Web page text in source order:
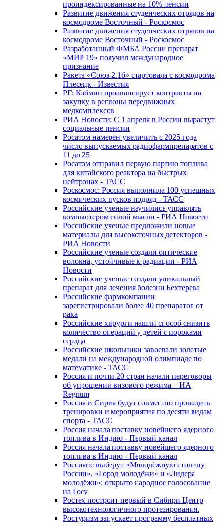
проиндексированные на 10% пенсии
Развитие движения студенческих отрядов на
космодроме Восточный - Роскосмос
Развитие движения студенческих отрядов на
космодроме Восточный - Роскосмос
Разработанный ФМБА России препарат
«МИР 19» получил международное
признание
Ракета «Союз-2.1б» стартовала с космодрома
Плесецк - Известия
РГ: Кабмин проавансирует контракты на
закупку в регионы передвижных
медкомплексов
РИА Новости: С 1 апреля в России вырастут
социальные пенсии
Росатом намерен увеличить с 2025 года
число выпускаемых радиофармпрепаратов с
11 до 25
Росатом отправил первую партию топлива
для китайского реактора на быстрых
нейтронах - ТАСС
Роскосмос: Россия выполнила 100 успешных
космических пусков подряд - ТАСС
Российские ученые научились управлять
компьютером силой мысли - РИА Новости
Российские ученые предложили новые
материалы для высокоточных детекторов -
РИА Новости
Российские ученые создали оптические
волокна, устойчивые к радиации - РИА
Новости
Российские ученые создали уникальный
препарат для лечения болезни Бехтерева
Российские фармкомпании
зарегистрировали более 40 препаратов от
рака
Российские хирурги нашли способ снизить
количество операций у детей с пороками
сердца
Российские школьники завоевали золотые
медали на международной олимпиаде по
математике - ТАСС
Россия и почти 20 стран начали переговоры
об упрощении визового режима – ИА
Regnum
Россия и Сирия будут совместно проводить
тренировки и мероприятия по десяти видам
спорта - ТАСС
Россия начала поставку новейшего ядерного
топлива в Индию - Первый канал
Россия начала поставку новейшего ядерного
топлива в Индию - Первый канал
Россияне выберут «Молодёжную столицу
России», «Город молодёжи» и «Лидера
молодёжи»: открыто народное голосование
на Госу
Ростех построит первый в Сибири Центр
высокотехнологичного протезирования.
Ростуризм запускает программу бесплатных